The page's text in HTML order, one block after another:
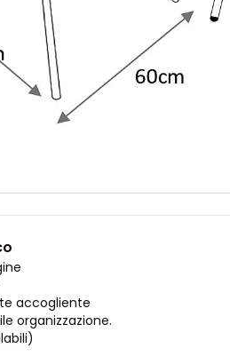
accogliente
organizzazione.